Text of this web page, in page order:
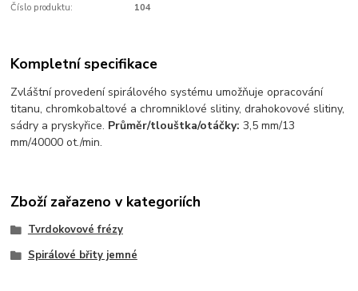
Číslo produktu: 104
Kompletní specifikace
Zvláštní provedení spirálového systému umožňuje opracování
titanu, chromkobaltové a chromniklové slitiny, drahokovové slitiny,
sádry a pryskyřice. Průměr/tlouštka/otáčky:3,5 mm/13
mm/40000 ot./min.
Zboží zařazeno v kategoriích
Tvrdokovové frézy
Spirálové břity jemné